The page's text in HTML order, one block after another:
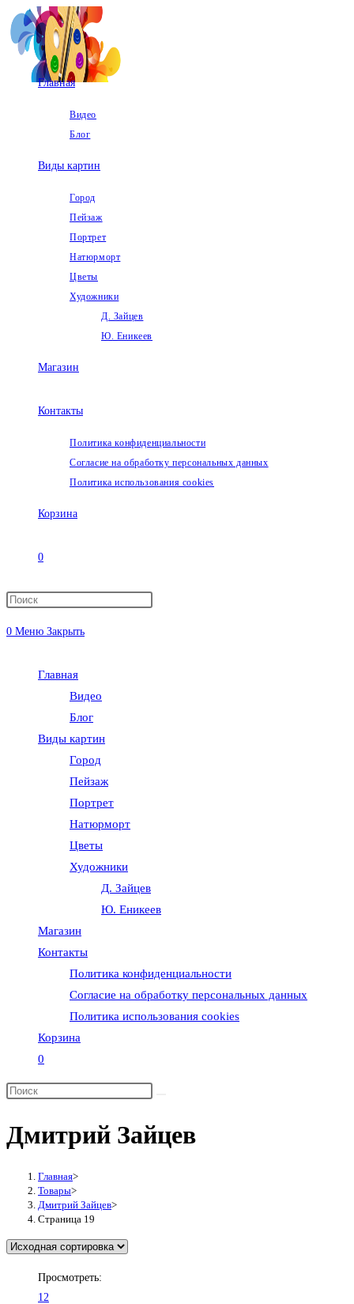
Перейти
к
содержимому
Главная
Видео
Блог
Виды картин
Город
Пейзаж
Портрет
Натюрморт
Цветы
Художники
Д. Зайцев
Ю. Еникеев
Магазин
Контакты
Политика конфиденциальности
Согласие на обработку персональных данных
Политика использования cookies
Корзина
0
Переключить
0 Меню Закрыть
Главная
Видео
Блог
Виды картин
Город
Пейзаж
Портрет
Натюрморт
Цветы
Художники
Д. Зайцев
Ю. Еникеев
Магазин
Контакты
Политика конфиденциальности
Согласие на обработку персональных данных
Политика использования cookies
Корзина
0
поиск
веб-
Дмитрий Зайцев
Главная>
Товары>
Дмитрий Зайцев>
Страница 19
Просмотреть:
12